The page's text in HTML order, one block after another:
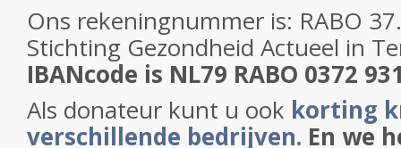
Ons rekeningnummer is: RABO
Stichting Gezondheid Actueel in
IBANcode is NL79 RABO 0372
Als donateur kunt u ook korting
verschillende bedrijven. En we